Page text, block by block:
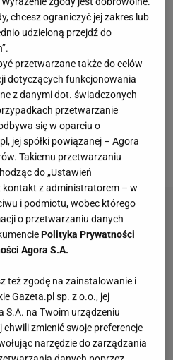
Garrosa toczy
Beatriz Haddad Maią
pierwszego seta 6:2, ale w
większy opór ze strony
partii może zdecydować
że nie ma miejsca na
gierki. Postawa Haddad
szacunek.
chcesz ograniczyć jej zakres lub
udzieloną przejdź do
przetwarzane także do celów
dotyczących funkcjonowania
z danymi dot. świadczonych
przetwarzanie
się w oparciu o
jej spółki powiązanej – Agora
Takiemu przetwarzaniu
do „Ustawień
kontakt z administratorem – w
i podmiotu, wobec którego
o przetwarzaniu danych
Polityka Prywatności
Agora S.A.
też zgodę na zainstalowanie i
Gazeta.pl sp. z o.o., jej
S.A. na Twoim urządzeniu
zmienić swoje preferencje
narzędzie do zarządzania